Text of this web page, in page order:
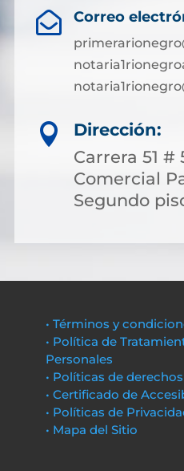
 Correo

Dirección:
Carrera 51 #
Comercial
Segundo
• Términos y
• Política de
Personales
• Políticas de
• Certificado de
• Políticas de
• Mapa del Sitio